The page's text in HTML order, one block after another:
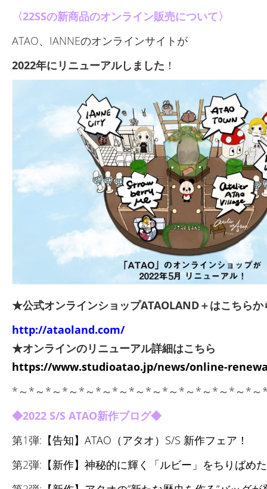
〈22SSの新商品のオンライン販売について〉
ATAO、IANNEのオンラインサイトが
2022年にリニューアルしました ！
★公式オンラインショップATAOLAND＋はこちらか
http://ataoland.com/
★オンラインのリニューアル詳細はこちら
https://www.studioatao.jp/news/online-
*～*～*～*～*～*～*～*～*～*～*～*～*～*～*～
◆2022 S/S ATAO新作ブログ◆
第1弾: 【告知】ATAO（アタオ）S/S 新作フェア！
第2弾: 【新作】神秘的に輝く「ルビー」をちりばめ